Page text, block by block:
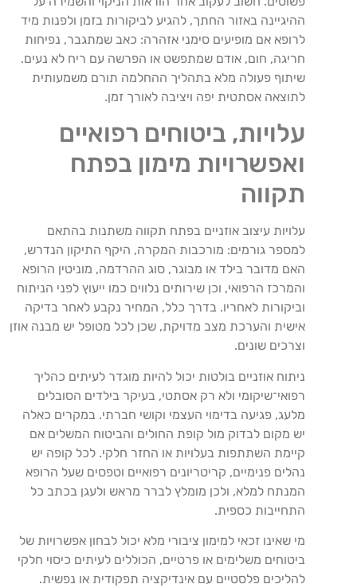
ההיגיינה באזור החתך, להגיע לביקורות בזמן ולפנות מיד
לרופא אם מופיעים סימני אזהרה: כאב שמתגבר, נפיחות
חריגה, חום, אודם שמתפשט או הפרשה עם ריח לא נעים.
שיתוף פעולה מלא בתהליך ההחלמה תורם משמעותית
לתוצאה אסתטית יפה ויציבה לאורך זמן.
עלויות, ביטוחים רפואיים
ואפשרויות מימון בפתח
תקווה
עלויות עיצוב אוזניים בפתח תקווה משתנות בהתאם
למספר גורמים: מורכבות המקרה, היקף התיקון הנדרש,
האם מדובר בילד או מבוגר, סוג ההרדמה, מוניטין הרופא
והמרכז הרפואי, וכן שירותים נלווים כמו ייעוץ לפני הניתוח
וביקורות לאחריו. בדרך כלל, המחיר נקבע לאחר בדיקה
אישית והערכת מצב מדויקת, שכן לכל מטופל יש מבנה אוזן
וצרכים שונים.
ניתוח אוזניים בולטות יכול להיות מוגדר לעיתים כהליך
רפואי־שיקומי ולא רק אסתטי, בעיקר בילדים הסובלים
מלעג, פגיעה בדימוי העצמי וקושי חברתי. במקרים כאלה
יש מקום לבדוק מול קופת החולים והביטוח המשלים אם
קיימת השתתפות בעלויות או החזר חלקי. לכל קופה יש
נהלים פנימיים, קריטריונים רפואיים וטפסים שעל הרופא
המנתח למלא, ולכן מומלץ לברר מראש ולעגן בכתב כל
התחייבות כספית.
מי שאינו זכאי למימון ציבורי מלא יכול לבחון אפשרויות של
ביטוחים משלימים או פרטיים, הכוללים לעיתים כיסוי חלקי
להליכים פלסטיים עם אינדיקציה תפקודית או נפשית.